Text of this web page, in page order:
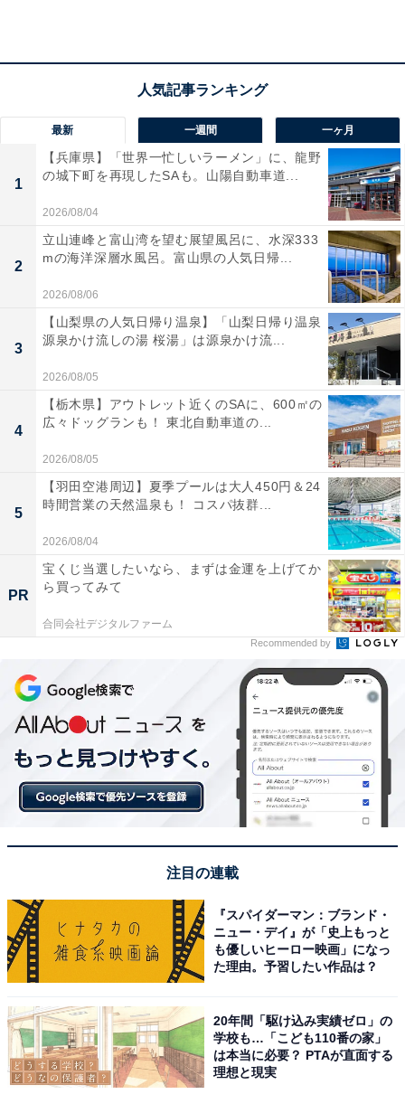
参加チケットの購入はバーガーキング特設Webサイトに
て。参加費は4900円です。すでにほとんどの場所、日時
でチケットは売り切れていますが、本記事執筆時点では
北海道で販売中の枠もあります。気になる人はぜひチェ
人気イベント『ワンパウンダーチャレンジ2026』第
スモーキーを極めた4枚肉の超大型バーガー「スモ
ークハウス」が食べたい放題！
過去最多全国80店舗へ拡大！徳島県で初開催！
6/19(金)～6/25(木)の7日間限定！
https://t.co/9NxJY0gskK
#バーガーキング pic.twitter.com/PqP7XjR6y3
— バーガーキング・ジャパン
(@BURGERKINGJAPAN)
June 10, 2026
バーガーキング流 逆襲のマーケティング UNDERDOG
MARKETING
Amazonで見る
次ページ
バーガーキングのおいしそうな商
品も見る！
最新 一週間 一ヶ月
1
【兵庫県】「世界一忙しいラーメン」に、龍野
の城下町を再現したSAも。山陽自動車道...
2026/08/04
2
立山連峰と富山湾を望む展望風呂に、水深333
mの海洋深層水風呂。富山県の人気日帰...
2026/08/06
3
【山梨県の人気日帰り温泉】「山梨日帰り温泉
源泉かけ流しの湯 桜湯」は源泉かけ流...
2026/08/05
4
【栃木県】アウトレット近くのSAに、600㎡の
広々ドッグランも！ 東北自動車道の...
2026/08/05
5
【羽田空港周辺】夏季プールは大人450円＆24
時間営業の天然温泉も！ コスパ抜群...
2026/08/04
PR
宝くじ当選したいなら、まずは金運を上げてか
ら買ってみて
合同会社デジタルファーム
Recommended by
注目の連載
『スパイダーマン：ブランド・
ニュー・デイ』が「史上もっと
も優しいヒーロー映画」になっ
た理由。予習したい作品は？
20年間「駆け込み実績ゼロ」の
学校も…「こども110番の家」
は本当に必要？ PTAが直面する
理想と現実